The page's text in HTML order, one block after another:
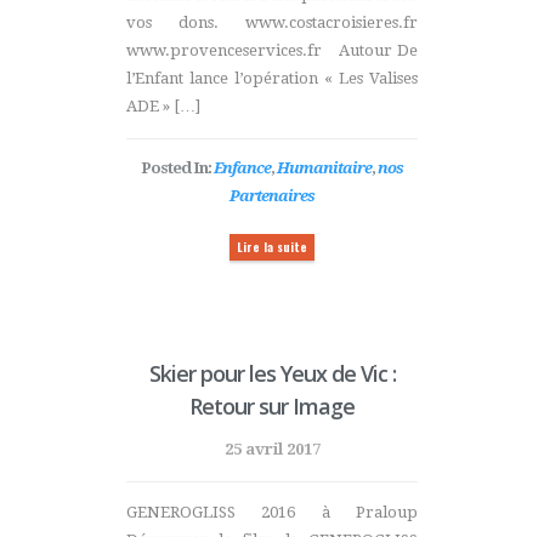
vos dons. www.costacroisieres.fr
www.provenceservices.fr Autour De
l’Enfant lance l’opération « Les Valises
ADE » […]
Posted In: Enfance, Humanitaire,nos
Partenaires
Lire la suite
Skier pour les Yeux de Vic :
Retour sur Image
25 avril 2017
GENEROGLISS 2016 à Praloup